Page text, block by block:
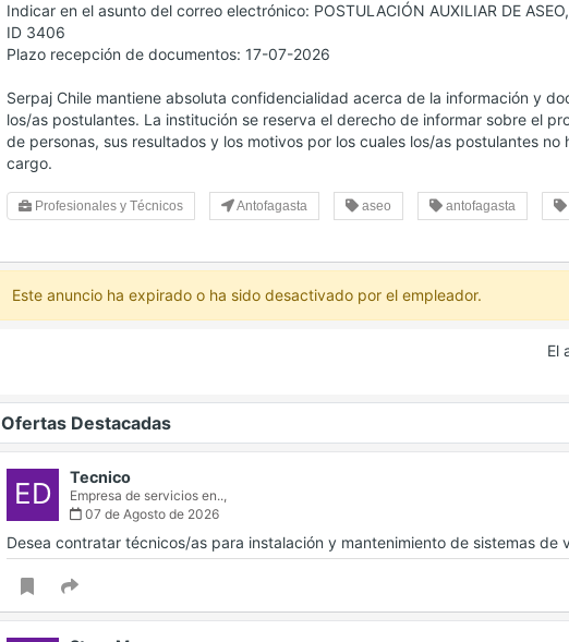
Indicar en el asunto del correo electrónico: POSTULACIÓN AUXILIAR DE
ID 3406
Plazo recepción de documentos: 17-07-2026
Serpaj Chile mantiene absoluta confidencialidad acerca de la información y
los/as postulantes. La institución se reserva el derecho de informar sobre el
de personas, sus resultados y los motivos por los cuales los/as postulantes no
cargo.
Profesionales y Técnicos Antofagasta aseo antofagasta
Este anuncio ha expirado o ha sido desactivado por el empleador.
El
Ofertas Destacadas
ED Tecnico
Empresa de servicios en..,
07 de Agosto de 2026
Desea contratar técnicos/as para instalación y mantenimiento de sistemas de